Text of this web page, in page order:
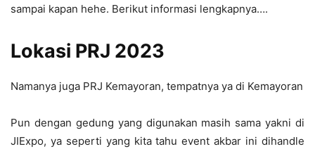
sampai kapan hehe. Berikut informasi lengkapnya….
Lokasi PRJ 2023
Namanya juga PRJ Kemayoran, tempatnya ya di Kemayoran
Pun dengan gedung yang digunakan masih sama yakni di
JIExpo, ya seperti yang kita tahu event akbar ini dihandle